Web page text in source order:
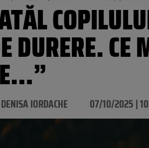
DURERE. CE
DENISA IORDACHE 07/10/2025 |